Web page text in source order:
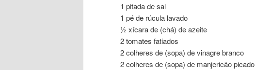
1 pitada de sal
1 pé de rúcula lavado
½ xícara de (chá) de azeite
2 tomates fatiados
2 colheres de (sopa) de vinagre branco
2 colheres de (sopa) de manjericão picado